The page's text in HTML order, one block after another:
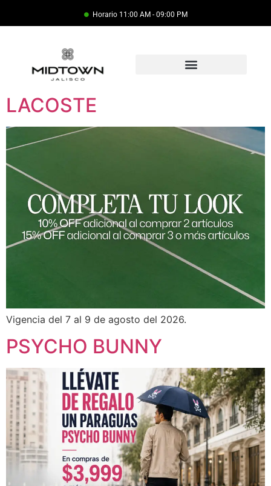
Horario 11:00 AM - 09:00 PM
LACOSTE
Vigencia del 7 al 9 de agosto del 2026.
PSYCHO BUNNY